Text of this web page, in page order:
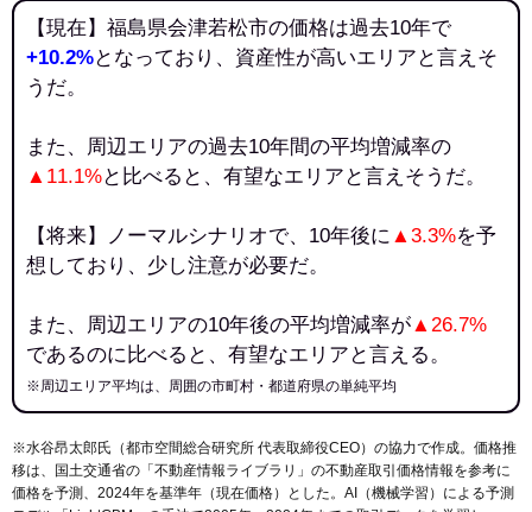
【現在】福島県会津若松市の価格は過去10年で
+10.2%となっており、資産性が高いエリアと言えそ
うだ。
また、周辺エリアの過去10年間の平均増減率の
▲11.1%と比べると、有望なエリアと言えそうだ。
【将来】ノーマルシナリオで、10年後に ▲3.3%を予
想しており、少し注意が必要だ。
また、周辺エリアの10年後の平均増減率が▲26.7%
であるのに比べると、有望なエリアと言える。
※周辺エリア平均は、周囲の市町村・都道府県の単純平均
※水谷昂太郎氏（都市空間総合研究所 代表取締役CEO）の協力で作成。価格推
移は、国土交通省の「 不動産情報ライブラリ 」の不動産取引価格情報を参考に
価格を予測、2024年を基準年（現在価格）とした。AI（機械学習）による予測